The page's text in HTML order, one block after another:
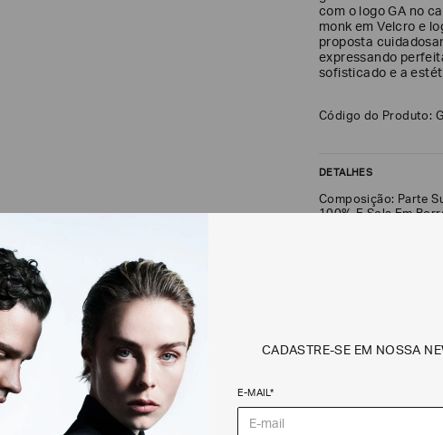
com o logo GA no
monk em Velcro e
proposta
expressando
sofisticado e a
Código do Produto:
DETALHES
Composição: Parte
100% E Sola Em
CADASTRE-SE EM NOSSA
E-MAIL*